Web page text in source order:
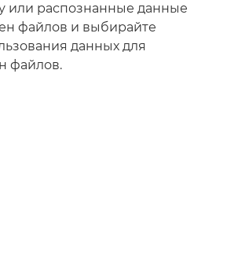
или распознанные данные
файлов и выбирайте
данных для
файлов.